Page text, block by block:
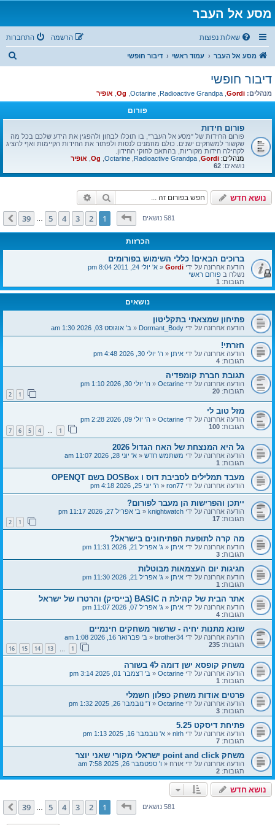
מסע אל העבר
שאלות נפוצות התחברות הרשמה
מסע אל העבר עמוד ראשי דיבור חופשי
ח
דיבור חופשי
מנהלים: Gordi
,
Radioactive Grandpa
,
Octarine
,
Og
, אופיר
פורום
פורום חידות
פורום החידות של "מסע אל העבר", בו תוכלו לבחון ולהפגין את הידע שלכם בכל מה
שקשור למשחקים ישנים. כולם מוזמנים לנסות ולפתור את החידות הקיימות ואף להציג
לקהילה חידות מקוריות, בהתאם לחוקי החידון.
מנהלים: Gordi
,
Radioactive Grandpa
,
Octarine
,
Og
, אופיר
נושאים: 62
נושא חדש חיפוש
581 נושאיםדף1מתוך39
1
2
3
4
5
39 הבא
הכרזות
ברוכים הבאים! כללי השימוש בפורומים
הודעה אחרונה על ידי Gordi
«א' יולי 24, 2011 8:04 pm
נשלח בפורום ראשי
תגובות: 1
נושאים
פתיחון שמצאתי בתקליטון
הודעה אחרונה על ידי Dormant_Body
«ב' אוגוסט 03, 2026 1:30 am
חזרתי!
הודעה אחרונה על ידי איתן«ה' יולי 30, 2026 4:48 pm
תגובות: 4
תגובת חברת קומפדיה
הודעה אחרונה על ידי Octarine
«ה' יולי 30, 2026 1:10 pm
תגובות: 20
2
מזל טוב לי
הודעה אחרונה על ידי Octarine
«ה' יולי 09, 2026 2:28 pm
תגובות: 100
…
4
5
6
7
גל היא המנצחת של האח הגדול 2026
הודעה אחרונה על ידי משתמש חדש«א' יוני 28, 2026 11:07 am
תגובות: 1
מעבד תמלילים לסביבת דוס ו DOSBox בשם OPENQT
הודעה אחרונה על ידי ron77
«ה' יוני 25, 2026 4:18 pm
ייתכן והפרישות הן מעבר לפורום?
הודעה אחרונה על ידי knightwatch
«ב' אפריל 27, 2026 11:17 pm
תגובות: 17
2
מה קרה לתופעת הפתיחונים בישראל?
הודעה אחרונה על ידי איתן«ג' אפריל 21, 2026 11:31 pm
תגובות: 3
חגיגות יום העצמאות מבוטלות
הודעה אחרונה על ידי איתן«ג' אפריל 21, 2026 11:30 pm
תגובות: 1
אתר הבית של קהילת ה BASIC (בייסיק) והרטרו של ישראל
הודעה אחרונה על ידי איתן«ג' אפריל 07, 2026 11:07 pm
תגובות: 4
שונא מתנות יחיה - שרשור משחקים חינמיים
הודעה אחרונה על ידי brother34
«ב' פברואר 16, 2026 1:08 am
תגובות: 235
13
14
15
16
משחק קופסא ישן דומה ל4 בשורה
הודעה אחרונה על ידי Octarine
«ב' דצמבר 01, 2025 3:14 pm
תגובות: 1
פרטים אודות משחק כפלון חשמלי
הודעה אחרונה על ידי Octarine
«ד' נובמבר 26, 2025 1:32 pm
תגובות: 3
פתיחת דיסקט 5.25
הודעה אחרונה על ידי nirh
«א' נובמבר 16, 2025 1:13 pm
תגובות: 7
משחק point and click ישראלי מקורי שאני יוצר
הודעה אחרונה על ידי אורח«ו' ספטמבר 26, 2025 7:58 am
תגובות: 2
נושא חדש
581 נושאיםדף1מתוך39
1
2
3
4
5
39 הבא